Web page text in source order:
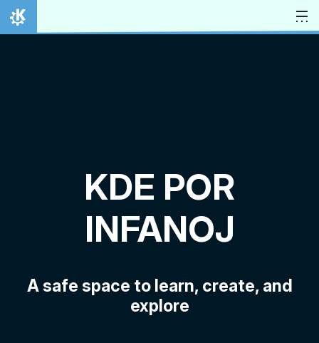
Salti al enhavo
Hejmo
KDE POR
INFANOJ
A safe space to learn, create, and
explore